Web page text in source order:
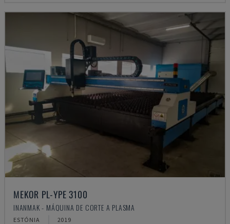
MEKOR PL-YPE 3100
INANMAK - MÁQUINA DE CORTE A PLASMA
ESTÓNIA 2019